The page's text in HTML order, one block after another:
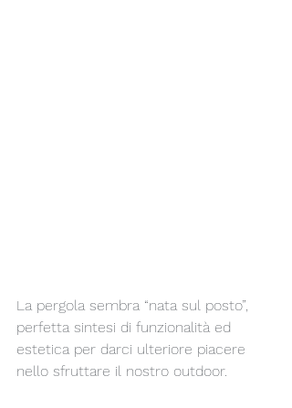
La pergola sembra “nata sul posto”,
perfetta sintesi di funzionalità ed
estetica per darci ulteriore piacere
nello sfruttare il nostro outdoor.